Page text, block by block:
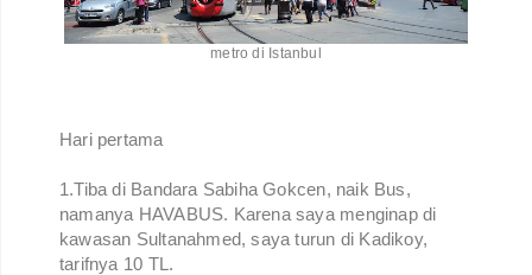
metro di Istanbul
Hari pertama
1.Tiba di Bandara Sabiha Gokcen, naik Bus,
namanya HAVABUS. Karena saya menginap di
kawasan Sultanahmed, saya turun di Kadikoy,
tarifnya 10 TL.